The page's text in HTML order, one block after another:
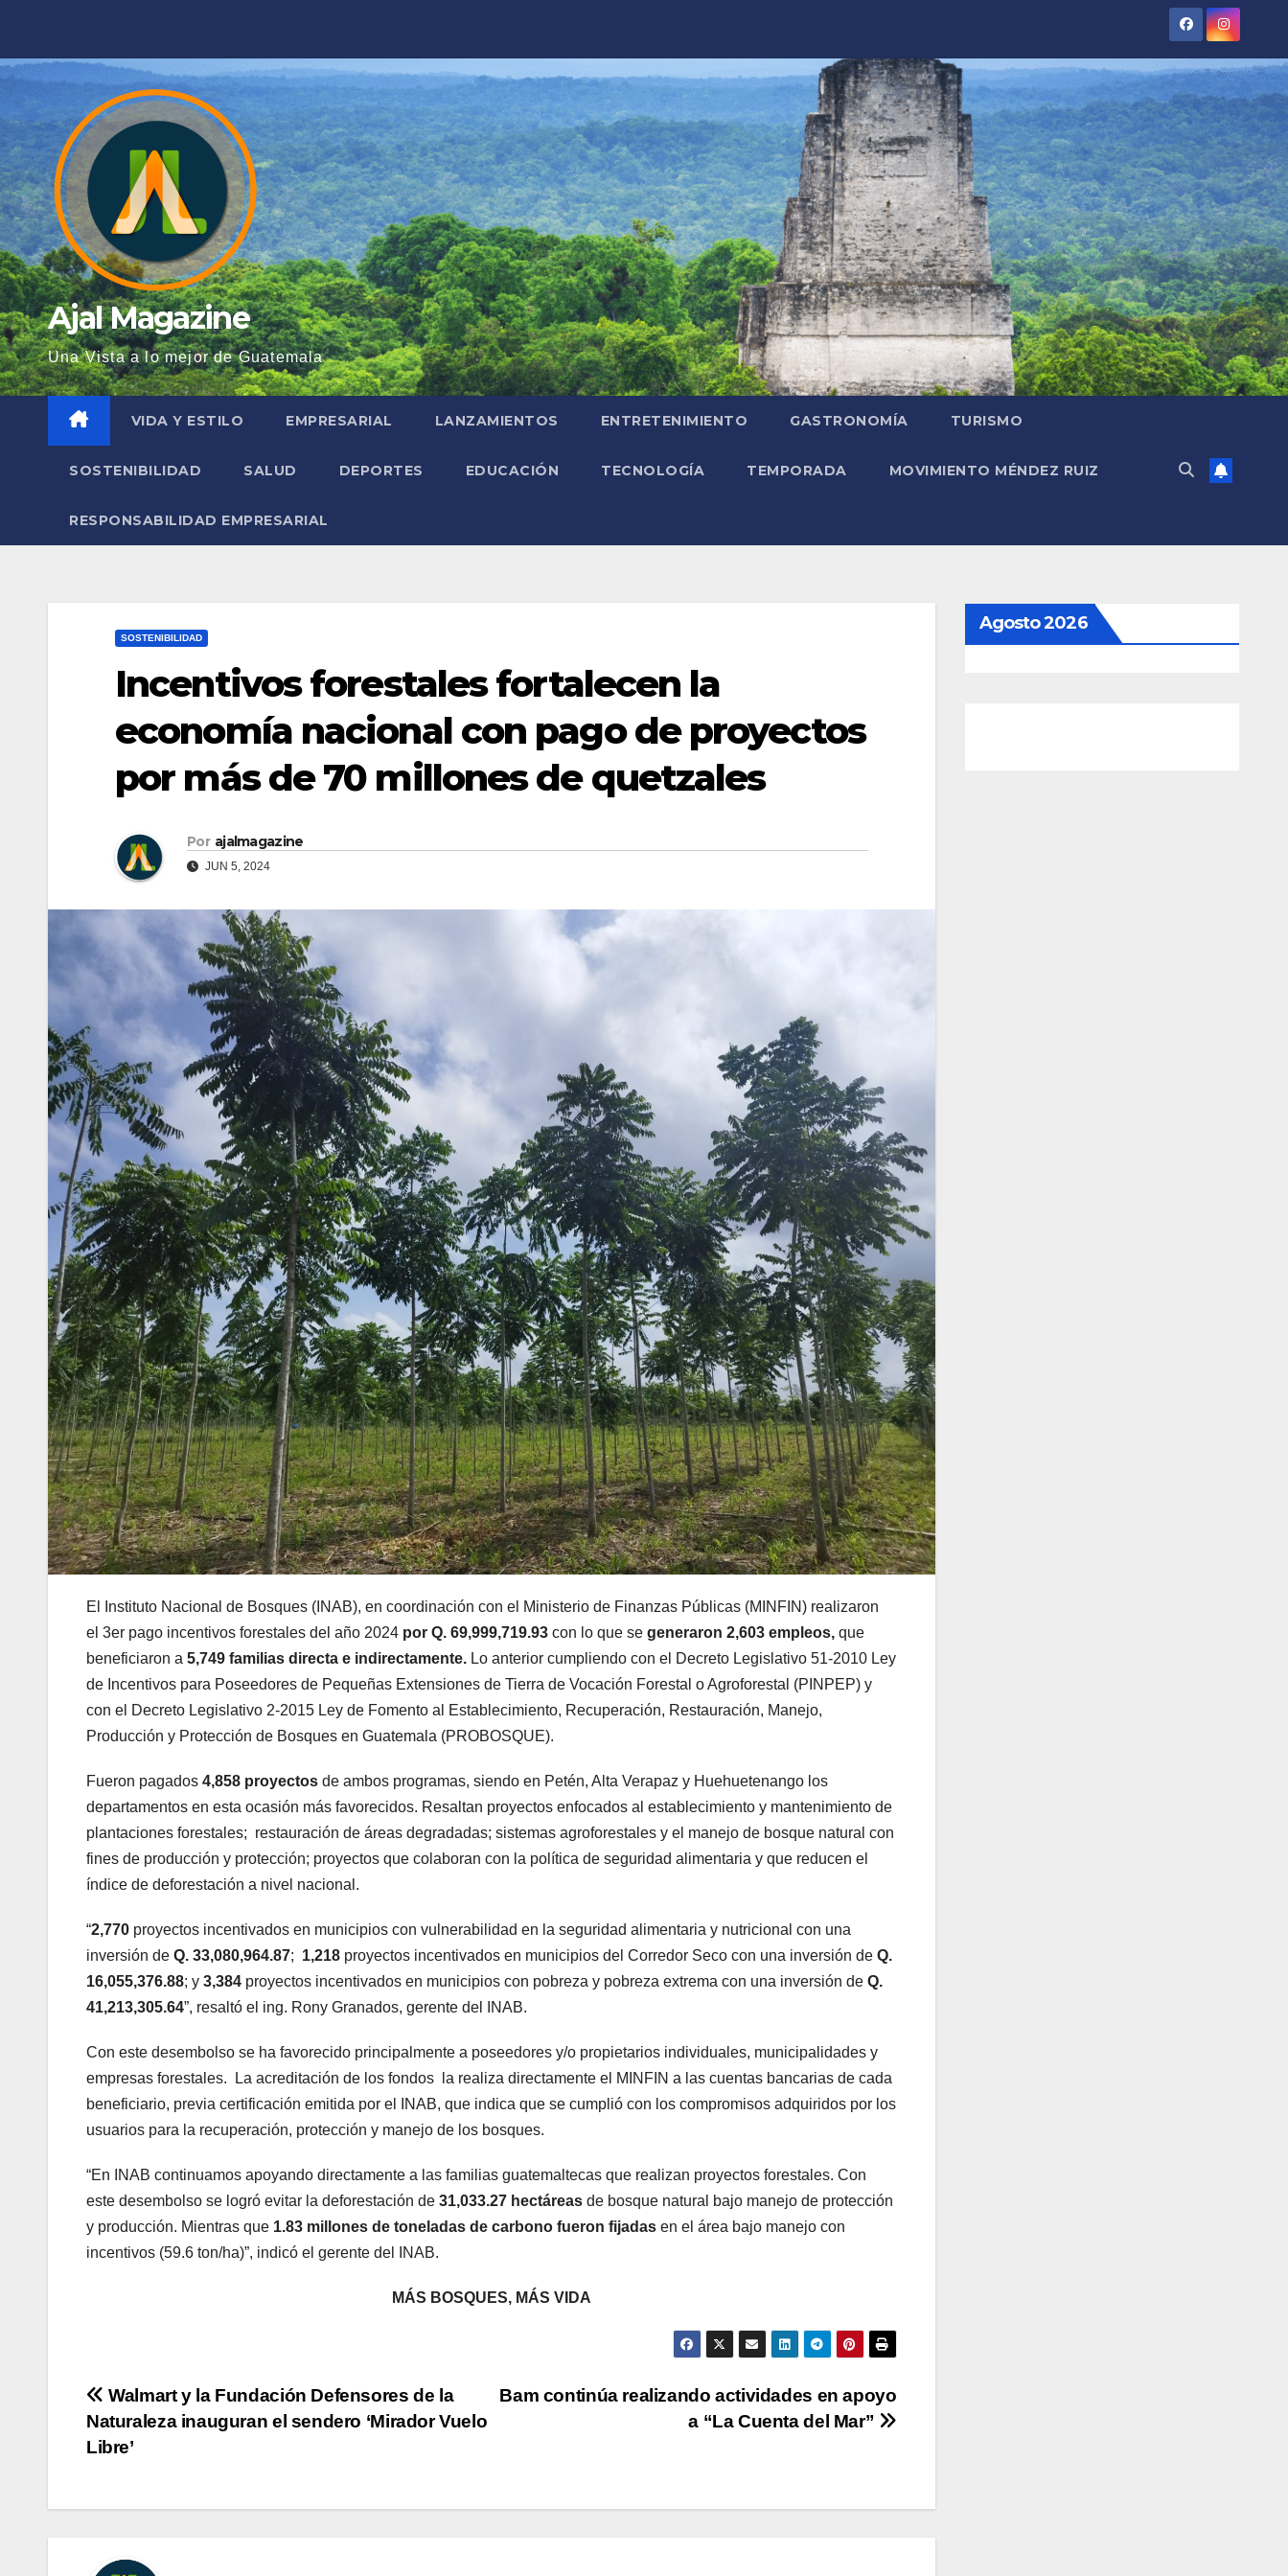
contenido
Ajal Magazine
Una Vista a lo mejor de Guatemala
VIDA Y ESTILO EMPRESARIAL LANZAMIENTOS ENTRETENIMIENTO GASTRONOMÍA TURISMO
SOSTENIBILIDAD SALUD DEPORTES EDUCACIÓN TECNOLOGÍA TEMPORADA MOVIMIENTO MÉNDEZ RUIZ
RESPONSABILIDAD EMPRESARIAL
SOSTENIBILIDAD
Incentivos forestales fortalecen la
economía nacional con pago de proyectos
por más de 70 millones de quetzales
Por ajalmagazine
JUN 5, 2024
El Instituto Nacional de Bosques (INAB), en coordinación con el Ministerio de Finanzas Públicas (MINFIN) realizaron
el 3er pago incentivos forestales del año 2024 por Q. 69,999,719.93 con lo que se generaron 2,603 empleos, que
beneficiaron a 5,749 familias directa e indirectamente. Lo anterior cumpliendo con el Decreto Legislativo 51-2010 Ley
de Incentivos para Poseedores de Pequeñas Extensiones de Tierra de Vocación Forestal o Agroforestal (PINPEP) y
con el Decreto Legislativo 2-2015 Ley de Fomento al Establecimiento, Recuperación, Restauración, Manejo,
Producción y Protección de Bosques en Guatemala (PROBOSQUE).
Fueron pagados 4,858 proyectos de ambos programas, siendo en Petén, Alta Verapaz y Huehuetenango los
departamentos en esta ocasión más favorecidos. Resaltan proyectos enfocados al establecimiento y mantenimiento de
plantaciones forestales; restauración de áreas degradadas; sistemas agroforestales y el manejo de bosque natural con
fines de producción y protección; proyectos que colaboran con la política de seguridad alimentaria y que reducen el
índice de deforestación a nivel nacional.
“2,770 proyectos incentivados en municipios con vulnerabilidad en la seguridad alimentaria y nutricional con una
inversión de Q. 33,080,964.87; 1,218 proyectos incentivados en municipios del Corredor Seco con una inversión de Q.
16,055,376.88; y 3,384 proyectos incentivados en municipios con pobreza y pobreza extrema con una inversión de Q.
41,213,305.64”, resaltó el ing. Rony Granados, gerente del INAB.
Con este desembolso se ha favorecido principalmente a poseedores y/o propietarios individuales, municipalidades y
empresas forestales. La acreditación de los fondos la realiza directamente el MINFIN a las cuentas bancarias de cada
beneficiario, previa certificación emitida por el INAB, que indica que se cumplió con los compromisos adquiridos por los
usuarios para la recuperación, protección y manejo de los bosques.
“En INAB continuamos apoyando directamente a las familias guatemaltecas que realizan proyectos forestales. Con
este desembolso se logró evitar la deforestación de 31,033.27 hectáreas de bosque natural bajo manejo de protección
y producción. Mientras que 1.83 millones de toneladas de carbono fueron fijadas en el área bajo manejo con
incentivos (59.6 ton/ha)”, indicó el gerente del INAB.
MÁS BOSQUES, MÁS VIDA
Navegación
de
Bam continúa realizando actividades en apoyo
a “La Cuenta del Mar”
Walmart y la Fundación Defensores de la
Naturaleza inauguran el sendero ‘Mirador Vuelo
Libre’
Agosto 2026